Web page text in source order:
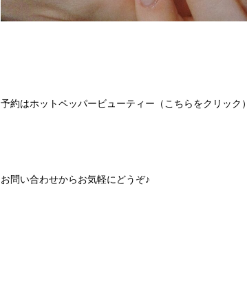
予約はホットペッパービューティー（こちらをクリック）
お問い合わせからお気軽にどうぞ♪